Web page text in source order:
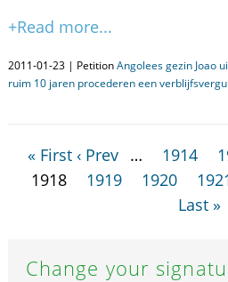
+Read more...
2011-01-23 | PetitionAngolees gezin Joao
ruim 10 jaren procederen een
« First ‹ Prev … 1914
1918
1919 1920
Last »
Change your